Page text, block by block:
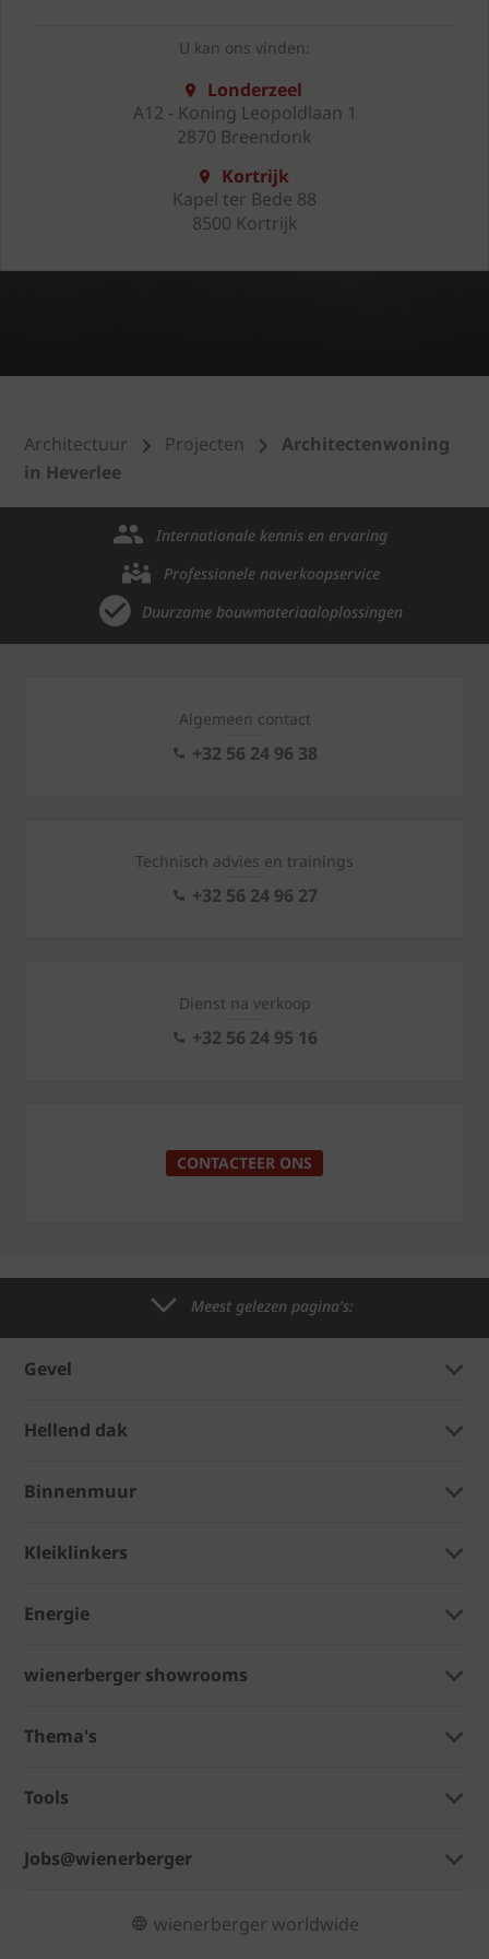
U kan ons vinden:
Londerzeel
A12 - Koning Leopoldlaan 1
2870 Breendonk
Kortrijk
Kapel ter Bede 88
8500 Kortrijk
Architectuur Projecten
Architectenwoning
in Heverlee
Internationale kennis en ervaring
Professionele naverkoopservice
Duurzame bouwmateriaaloplossingen
Algemeen contact
+32 56 24 96 38
Technisch advies en trainings
+32 56 24 96 27
Dienst na verkoop
+32 56 24 95 16
CONTACTEER ONS
Meest gelezen pagina's:
Gevel
Hellend dak
Binnenmuur
Kleiklinkers
Energie
wienerberger showrooms
Thema's
Tools
Jobs@wienerberger
wienerberger worldwide